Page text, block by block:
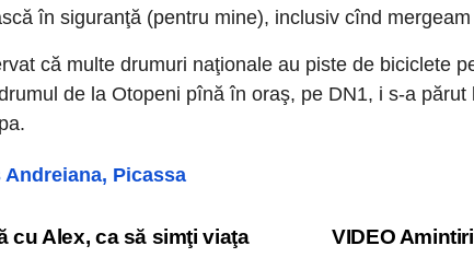
în siguranţă (pentru mine), inclusiv cînd
că multe drumuri naţionale au piste de biciclete
de la Otopeni pînă în oraş, pe DN1, i s-a părut
Andreiana, Picassa
VIDEO
cu Alex, ca să simţi viaţa